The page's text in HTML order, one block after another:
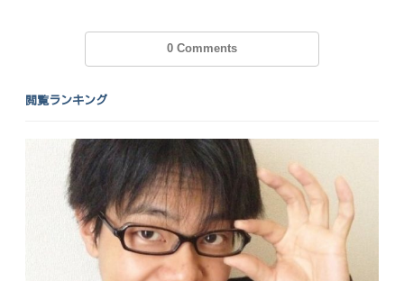
0 Comments
閲覧ランキング